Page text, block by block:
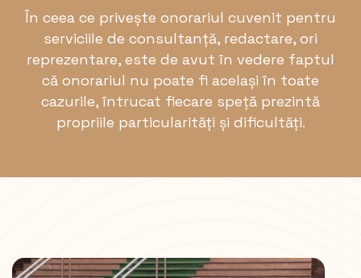
În ceea ce privește onorariul cuvenit pentru
serviciile de consultanță, redactare, ori
reprezentare, este de avut în vedere faptul
că onorariul nu poate fi același în toate
cazurile, întrucat fiecare speță prezintă
propriile particularități și dificultăți.